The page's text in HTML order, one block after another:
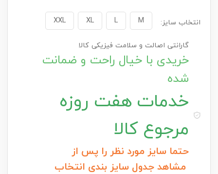
انتخاب سایز: M
L
XL
XXL
گارانتی اصالت و سلامت فیزیکی کالا
خریدی با خیال راحت و ضمانت
شده
خدمات هفت روزه
مرجوع کالا
حتما سایز مورد نظر را پس از
مشاهد جدول سایز بندی انتخاب